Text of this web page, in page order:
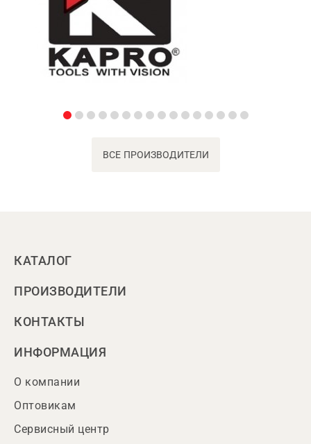
ВСЕ ПРОИЗВОДИТЕЛИ
КАТАЛОГ
ПРОИЗВОДИТЕЛИ
КОНТАКТЫ
ИНФОРМАЦИЯ
О компании
Оптовикам
Сервисный центр